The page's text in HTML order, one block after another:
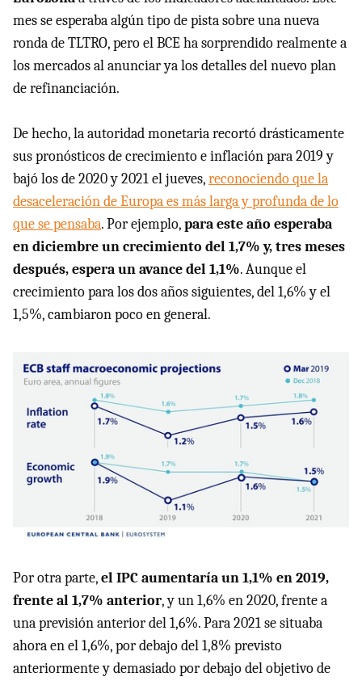
mes se esperaba algún tipo de pista sobre una nueva
ronda de TLTRO, pero el BCE ha sorprendido realmente a
los mercados al anunciar ya los detalles del nuevo plan
de refinanciación.
De hecho, la autoridad monetaria recortó drásticamente
sus pronósticos de crecimiento e inflación para 2019 y
bajó los de 2020 y 2021 el jueves,reconociendo que la
desaceleración de Europa es más larga y profunda de lo
que se pensaba. Por ejemplo,para este año esperaba
en diciembre un crecimiento del 1,7% y, tres meses
después, espera un avance del 1,1%. Aunque el
crecimiento para los dos años siguientes, del 1,6% y el
1,5%, cambiaron poco en general.
Por otra parte,el IPC aumentaría un 1,1% en 2019,
frente al 1,7% anterior, y un 1,6% en 2020, frente a
una previsión anterior del 1,6%. Para 2021 se situaba
ahora en el 1,6%, por debajo del 1,8% previsto
anteriormente y demasiado por debajo del objetivo de